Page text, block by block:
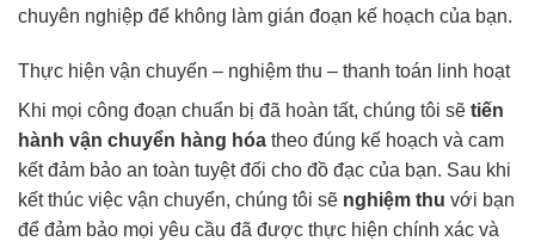
chuyên nghiệp để không làm gián đoạn kế hoạch của bạn.
Thực hiện vận chuyển – nghiệm thu – thanh toán linh hoạt
Khi mọi công đoạn chuẩn bị đã hoàn tất, chúng tôi sẽ tiến
hành vận chuyển hàng hóa theo đúng kế hoạch và cam
kết đảm bảo an toàn tuyệt đối cho đồ đạc của bạn. Sau khi
kết thúc việc vận chuyển, chúng tôi sẽ nghiệm thu với bạn
để đảm bảo mọi yêu cầu đã được thực hiện chính xác và